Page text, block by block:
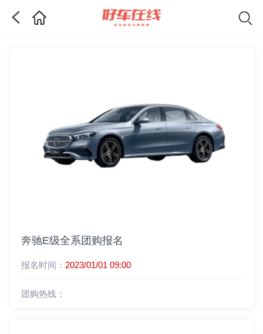
奔驰E级全系团购报名
报名时间： 2023/01/01 09:00
团购热线：